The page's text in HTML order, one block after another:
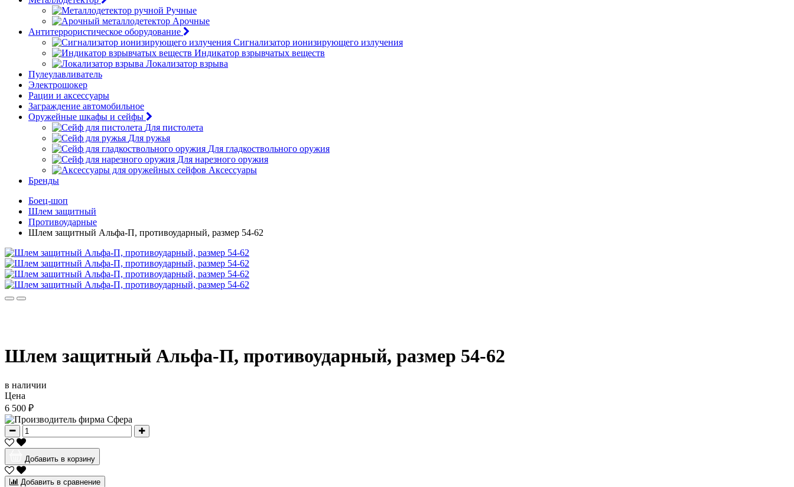
Ручные
Арочные
Антитеррористическое оборудование
Сигнализатор ионизирующего излучения
Индикатор взрывчатых веществ
Локализатор взрыва
Пулеулавливатель
Электрошокер
Рации и аксессуары
Заграждение автомобильное
Оружейные шкафы и сейфы
Для пистолета
Для ружья
Для гладкоствольного оружия
Для нарезного оружия
Аксессуары
Бренды
Боец-шоп
Шлем защитный
Противоударные
Шлем защитный Альфа-П, противоударный, размер 54-62
Шлем защитный Альфа-П, противоударный, размер 54-62
в наличии
Цена
6 500 ₽
Добавить в корзину
Добавить в сравнение